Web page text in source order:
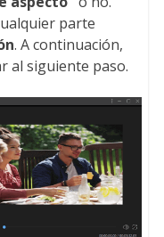
parte
. A continuación,
al siguiente paso.